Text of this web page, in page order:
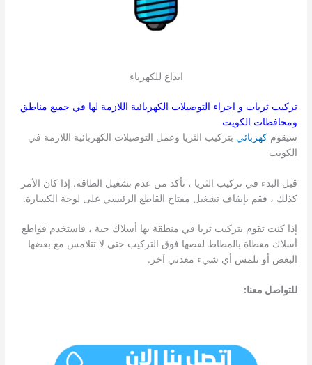
ابداع للكهرباء
تركيب ثريات و اجراء التوصيلات الكهربائية اللازمة لها في جميع مناطق
ومحافظات الكويت
سيقومكهربائي بتركيب الثريا وعمل التوصيلات الكهربائية اللازمة في
الكويت
قبل البدء في تركيب الثريا ، تأكد من عدم تشغيل الطاقة. إذا كان الأمر
كذلك ، فقم بإيقاف تشغيل مفتاح القاطع الرئيسي على لوحة الكسارة.
إذا كنت تقوم بتركيب ثريا في منطقة بها أسلاك حية ، فاستخدم قواطع
أسلاك مغطاة بالمطاط لقصها فوق التركيب حتى لا تتلامس مع بعضها
البعض أو تلمس أي شيء معدني آخر.
للتواصل معنا: